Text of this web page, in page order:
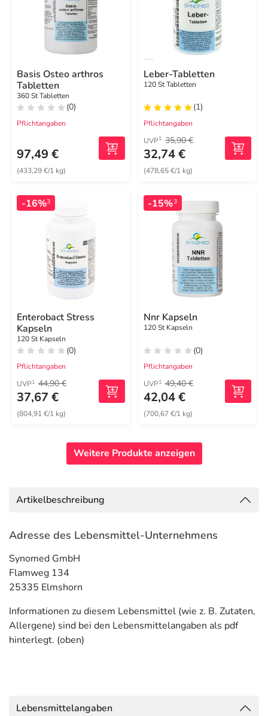
Basis Osteo arthros
Tabletten
360 St Tabletten
(0)
Pflichtangaben
97,49 €
(433,29 €/1 kg)
Leber-Tabletten
120 St Tabletten
(1)
Pflichtangaben
UVP1 35,90 €
32,74 €
(478,65 €/1 kg)
-16%3
Enterobact Stress
Kapseln
120 St Kapseln
(0)
Pflichtangaben
UVP1 44,90 €
37,67 €
(804,91 €/1 kg)
-15%3
Nnr Kapseln
120 St Kapseln
(0)
Pflichtangaben
UVP1 49,40 €
42,04 €
(700,67 €/1 kg)
Weitere Produkte anzeigen
Artikelbeschreibung
Adresse des Lebensmittel-Unternehmens
Synomed GmbH
Flamweg 134
25335 Elmshorn
Informationen zu diesem Lebensmittel (wie z. B. Zutaten,
Allergene) sind bei den Lebensmittelangaben als pdf
hinterlegt. (oben)
Lebensmittelangaben